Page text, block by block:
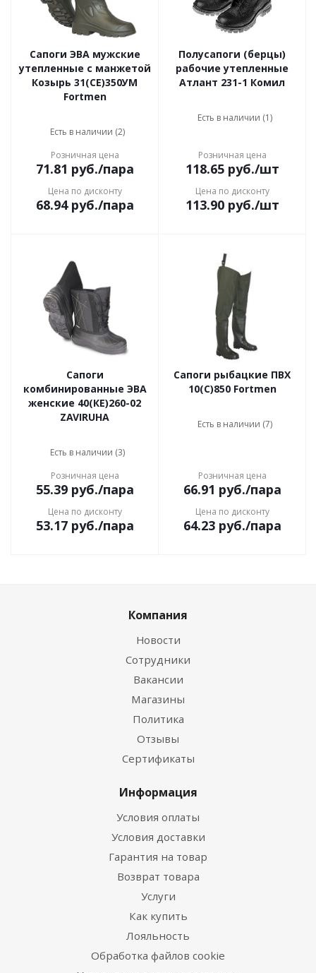
Сапоги ЭВА мужские
утепленные с манжетой
Козырь 31(СЕ)350УМ
Fortmen
Есть в наличии (2)
Розничная цена
71.81 руб./пара
Цена по дисконту
68.94руб./пара
Полусапоги (берцы)
рабочие утепленные
Атлант 231-1 Комил
Есть в наличии (1)
Розничная цена
118.65руб./шт
Цена по дисконту
113.90руб./шт
Сапоги
комбинированные ЭВА
женские 40(КЕ)260-02
ZAVIRUHA
Есть в наличии (3)
Розничная цена
55.39руб./пара
Цена по дисконту
53.17руб./пара
Сапоги рыбацкие ПВХ
10(С)850 Fortmen
Есть в наличии (7)
Розничная цена
66.91 руб./пара
Цена по дисконту
64.23руб./пара
Компания
Новости
Сотрудники
Вакансии
Магазины
Политика
Отзывы
Сертификаты
Информация
Условия оплаты
Условия доставки
Гарантия на товар
Возврат товара
Услуги
Как купить
Лояльность
Обработка файлов cookie